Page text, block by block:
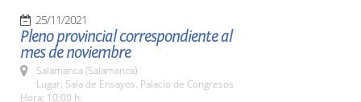
25/11/2021
Pleno provincial correspondiente al
mes de noviembre
Salamanca (Salamanca)
Lugar: Sala de Ensayos. Palacio de Congresos
Hora: 10:00 h.